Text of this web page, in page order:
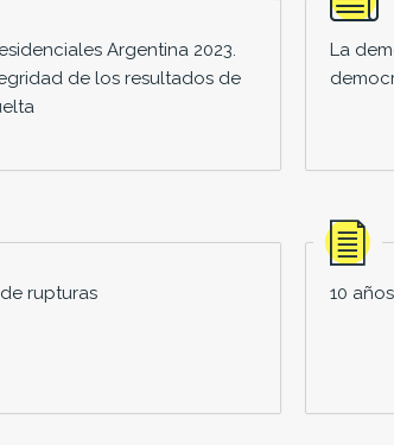
Argentina 2023.
de los resultados de
La
rupturas 10